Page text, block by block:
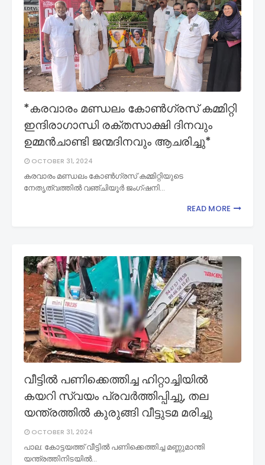
*കരവാരം മണ്ഡലം കോൺഗ്രസ് കമ്മിറ്റി
ഇന്ദിരാഗാന്ധി രക്തസാക്ഷി ദിനവും
ഉമ്മൻചാണ്ടി ജന്മദിനവും ആചരിച്ചു*
OCTOBER 31, 2024
കരവാരം മണ്ഡലം കോൺഗ്രസ് കമ്മിറ്റിയുടെ
നേതൃത്വത്തിൽ വഞ്ചിയൂർ ജംഗ്ഷനി…
READ MORE
വീട്ടിൽ പണിക്കെത്തിച്ച ഹിറ്റാച്ചിയിൽ
കയറി സ്വയം പ്രവർത്തിപ്പിച്ചു, തല
യന്ത്രത്തിൽ കുരുങ്ങി വീട്ടുടമ മരിച്ചു
OCTOBER 31, 2024
പാല: കോട്ടയത്ത് വീട്ടിൽ പണിക്കെത്തിച്ച മണ്ണുമാന്തി
യന്ത്രത്തിനിടയിൽ…